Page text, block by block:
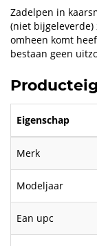
Zadelpen in
(niet
omheen komt
bestaan geen
Eigenschap
Merk
Modeljaar
Ean upc